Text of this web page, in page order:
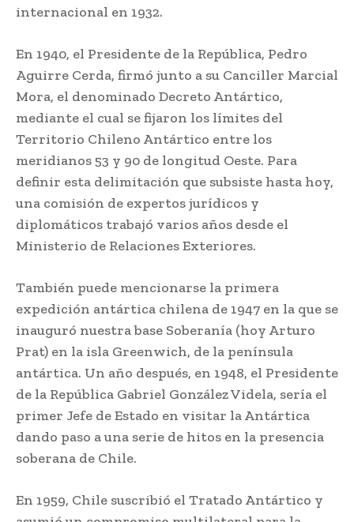
internacional en 1932.
En 1940, el Presidente de la República, Pedro
Aguirre Cerda, firmó junto a su Canciller Marcial
Mora, el denominado Decreto Antártico,
mediante el cual se fijaron los límites del
Territorio Chileno Antártico entre los
meridianos 53 y 90 de longitud Oeste. Para
definir esta delimitación que subsiste hasta hoy,
una comisión de expertos jurídicos y
diplomáticos trabajó varios años desde el
Ministerio de Relaciones Exteriores.
También puede mencionarse la primera
expedición antártica chilena de 1947 en la que se
inauguró nuestra base Soberanía (hoy Arturo
Prat) en la isla Greenwich, de la península
antártica. Un año después, en 1948, el Presidente
de la República Gabriel González Videla, sería el
primer Jefe de Estado en visitar la Antártica
dando paso a una serie de hitos en la presencia
soberana de Chile.
En 1959, Chile suscribió el Tratado Antártico y